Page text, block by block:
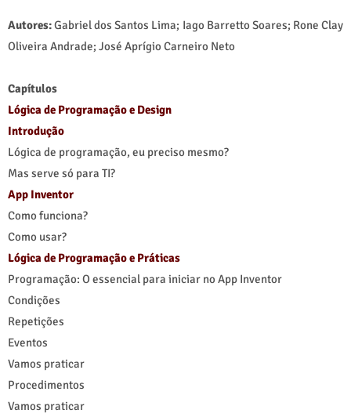
Autores:Gabriel dos Santos Lima; Iago Barretto Soares; Rone Clay
Oliveira Andrade; José Aprígio Carneiro Neto
Capítulos
Lógica de Programação e Design
Introdução
Lógica de programação, eu preciso mesmo?
Mas serve só para TI?
App Inventor
Como funciona?
Como usar?
Lógica de Programação e Práticas
Programação: O essencial para iniciar no App Inventor
Condições
Repetições
Eventos
Vamos praticar
Procedimentos
Vamos praticar